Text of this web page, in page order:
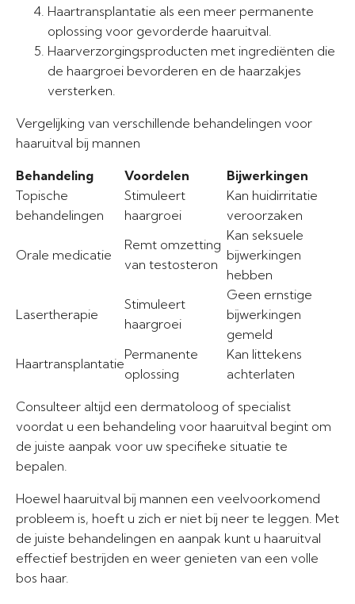
Haartransplantatie als een meer permanente
oplossing voor gevorderde haaruitval.
Haarverzorgingsproducten met ingrediënten die
de haargroei bevorderen en de haarzakjes
versterken.
Vergelijking van verschillende behandelingen voor
haaruitval bij mannen
Behandeling Voordelen
Bijwerkingen
Topische
behandelingen
Stimuleert
haargroei
Kan huidirritatie
veroorzaken
Orale medicatie
Remt omzetting
van testosteron
Kan seksuele
bijwerkingen
hebben
Lasertherapie
Stimuleert
haargroei
Geen ernstige
bijwerkingen
gemeld
Haartransplantatie
Permanente
oplossing
Kan littekens
achterlaten
Consulteer altijd een dermatoloog of specialist
voordat u een behandeling voor haaruitval begint om
de juiste aanpak voor uw specifieke situatie te
bepalen.
Hoewel haaruitval bij mannen een veelvoorkomend
probleem is, hoeft u zich er niet bij neer te leggen. Met
de juiste behandelingen en aanpak kunt u haaruitval
effectief bestrijden en weer genieten van een volle
bos haar.